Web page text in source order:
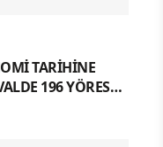
TARİHİNE
196 YÖRESEL